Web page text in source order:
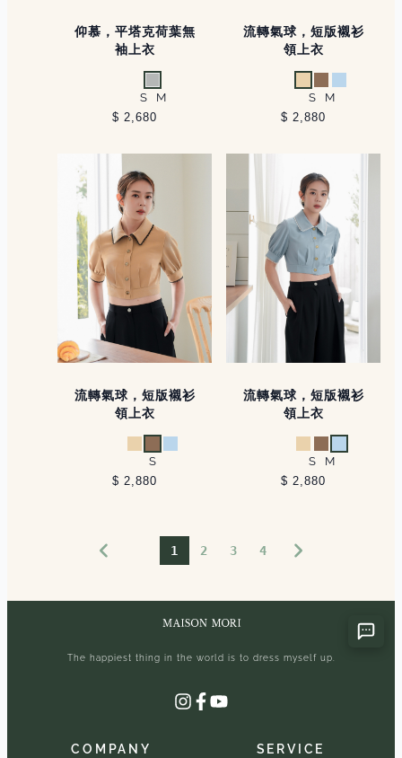
仰慕，平塔克荷葉無
袖上衣
淺灰
S
M
$ 2,680
流轉氣球，短版襯衫
領上衣
杏 卡其淺藍
S
M
$ 2,880
流轉氣球，短版襯衫
領上衣
杏 卡其淺藍
S
$ 2,880
流轉氣球，短版襯衫
領上衣
杏 卡其淺藍
S
M
$ 2,880
1 2 3 4
The happiest thing in the world is to dress myself up.
Instagram
Facebook
YouTube
COMPANY SERVICE